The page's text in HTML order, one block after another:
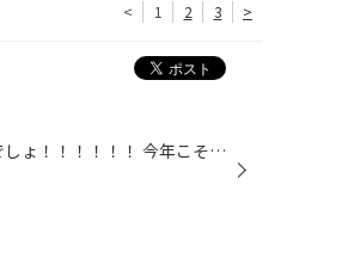
< 1 2 3 >
あったかいですねえ。 もう春ですね。 春といえば、 花見でしょ！！！！！！ 今年こそは！ 毎年やろうと言ってやれてないので、今年こそは! 桜散ってしまう前に、気合を入れて段取ります！ みなさーん、いい場所あれば教えてくださいねーー！